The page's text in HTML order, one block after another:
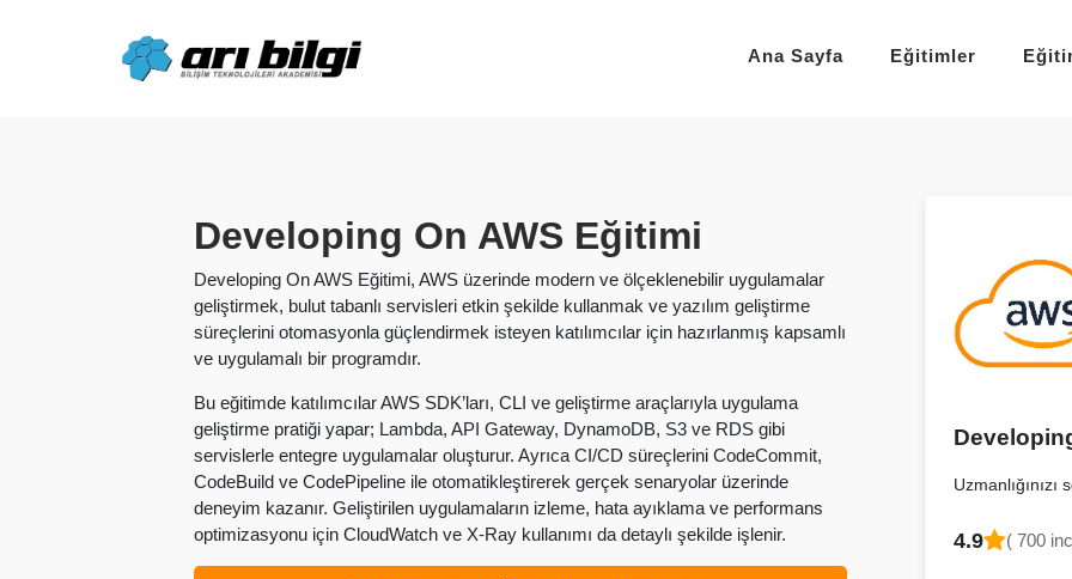
Ana Sayfa Eğitimler
Developing On AWS Eğitimi
Developing On AWS Eğitimi, AWS üzerinde modern ve ölçeklenebilir uygulamalar
geliştirmek, bulut tabanlı servisleri etkin şekilde kullanmak ve yazılım geliştirme
süreçlerini otomasyonla güçlendirmek isteyen katılımcılar için hazırlanmış kapsamlı
ve uygulamalı bir programdır.
Bu eğitimde katılımcılar AWS SDK’ları, CLI ve geliştirme araçlarıyla uygulama
geliştirme pratiği yapar; Lambda, API Gateway, DynamoDB, S3 ve RDS gibi
servislerle entegre uygulamalar oluşturur. Ayrıca CI/CD süreçlerini CodeCommit,
CodeBuild ve CodePipeline ile otomatikleştirerek gerçek senaryolar üzerinde
deneyim kazanır. Geliştirilen uygulamaların izleme, hata ayıklama ve performans
optimizasyonu için CloudWatch ve X-Ray kullanımı da detaylı şekilde işlenir.
4.9 ( 700